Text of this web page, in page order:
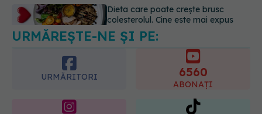
Ceaiul care ajută organismul să
lupte cu inflamația. Poate regla
glicemia și colesterolul
08.08.2026, 09:00
URMĂREȘTE-NE ȘI PE:
URMĂRITORI 6560
ABONAȚI
URMĂRITORI
1401
URMĂRITORI